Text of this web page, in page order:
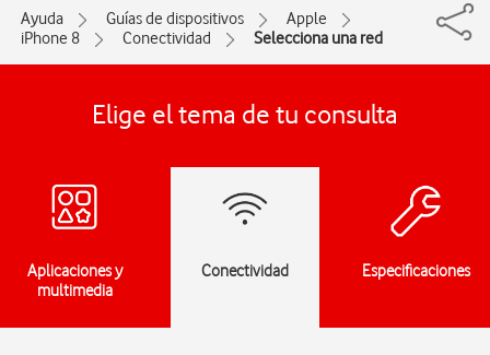
Ayuda Guías de dispositivos
Apple
iPhone 8
Conectividad Selecciona una red
Elige el tema de tu consulta
Aplicaciones y
multimedia
Conectividad Especificaciones